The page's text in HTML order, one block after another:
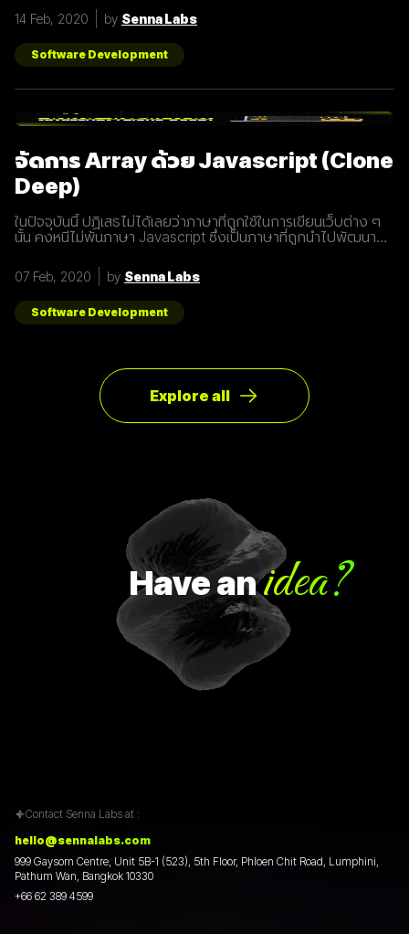
ทุกธุรกิจต้องรู้เกี่ยวกับ 5G เพราะเราปฏิเสธไม่ได้เลยว่ามันกำลังจะ
ถูกใช้งานอย่างกว้างขวางขึ้น 1. 5G หรือ Fifth-Generation คือ
ยุคใหม่ของเทคโนโลยีเครือข่ายไร้สายที่จะมาแทนที่ระบบ 4G ที่เราใช้
อยู่ในปัจจุบัน ซึ่งมันไม่ได้ถูกจำกัดแค่มือถือเท่านั้น แต่รวมถึง
อุปกรณ์ทุกชนิดที่เชื่อมต่ออินเตอร์เน็ตได้ 2. 5G คือการพัฒนา 3
ส่วนที่สำคัญที่จะนำมาสู่การเชื่อมต่ออุปกรณ์ไร้สายต่างๆ ขยาย
ตอบสนองที่รวดเร็วขึ้นในระยะเวลาที่น้อยลง ความสามารถในการ
แตกต่างจากระบบ
14 Feb, 2020 by Senna Labs
Software Development
จัดการ Array ด้วย Javascript (Clone
Deep)
ในปัจจุบันนี้ ปฏิเสธไม่ได้เลยว่าภาษาที่ถูกใช้ในการเขียนเว็บต่าง ๆ
นั้น คงหนีไม่พ้นภาษา Javascript ซึ่งเป็นภาษาที่ถูกนำไปพัฒนา
รูปแบบการเขียนภาษา Javascript ที่แตกต่างกัน เราเลยมีแนวทาง
การเขียนที่หลากหลาย มาแบ่งปันเพื่อน ๆ เกี่ยวกับการจัดการ
Array ด้วยภาษา Javascript กัน เรามาดูตัวอย่างกันเลยดีกว่า
โดยปกติแล้วการ copy ค่าจาก value type ธรรมดา สามารถเขียน
ได้ดังนี้
07 Feb, 2020 by Senna Labs
Software Development
Explore all
Haveanidea?
Contact Senna Labs at :
hello@sennalabs.com
999 Gaysorn Centre, Unit 5B-1 (523), 5th Floor, Phloen Chit Road, Lumphini,
Pathum Wan, Bangkok 10330
+66 62 389 4599